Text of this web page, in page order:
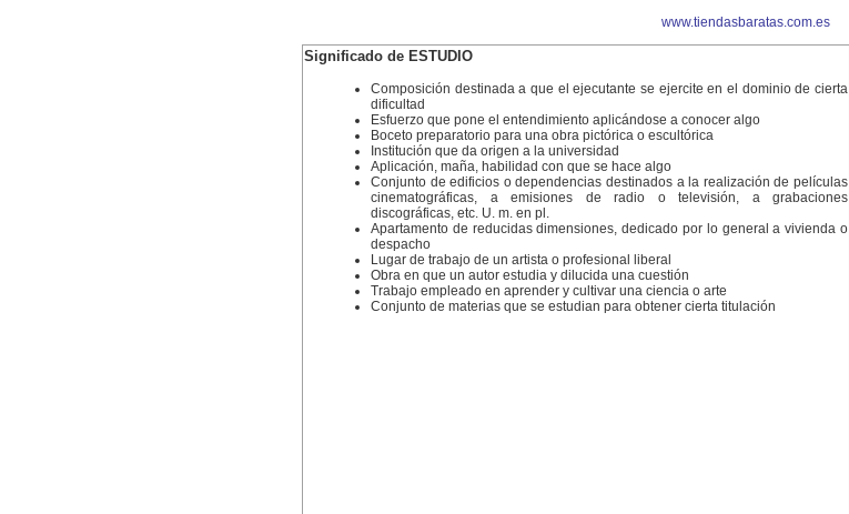
www.tiendasbaratas.com.es
Significado de ESTUDIO
Composición destinada a que el ejecutante se ejercite en el dominio de cierta
dificultad
Esfuerzo que pone el entendimiento aplicándose a conocer algo
Boceto preparatorio para una obra pictórica o escultórica
Institución que da origen a la universidad
Aplicación, maña, habilidad con que se hace algo
Conjunto de edificios o dependencias destinados a la realización de películas
cinematográficas, a emisiones de radio o televisión, a grabaciones
discográficas, etc. U. m. en pl.
Apartamento de reducidas dimensiones, dedicado por lo general a vivienda o
despacho
Lugar de trabajo de un artista o profesional liberal
Obra en que un autor estudia y dilucida una cuestión
Trabajo empleado en aprender y cultivar una ciencia o arte
Conjunto de materias que se estudian para obtener cierta titulación